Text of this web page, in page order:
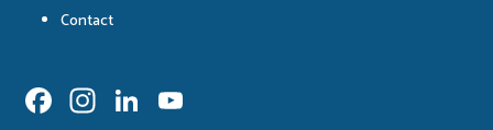
Contact
Facebook
Instagram
LinkedIn